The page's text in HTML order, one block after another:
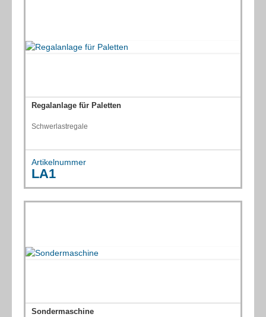
Regalanlage für Paletten
Schwerlastregale
Artikelnummer
LA1
Sondermaschine